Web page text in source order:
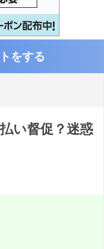
をする
い督促？迷惑